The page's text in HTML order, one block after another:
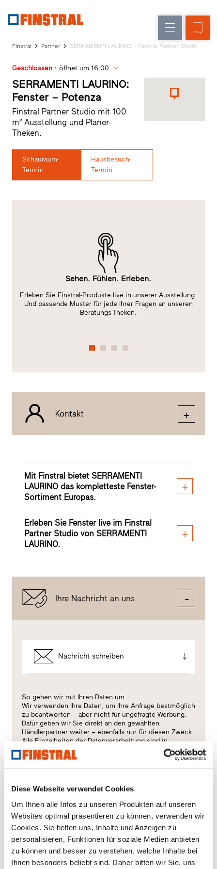
Diese Webseite verwendet Cookies
Um Ihnen alle Infos zu unseren Produkten auf unseren
Websites optimal präsentieren zu können, verwenden wir
Cookies. Sie helfen uns, Inhalte und Anzeigen zu
personalisieren, Funktionen für soziale Medien anbieten
zu können und besser zu verstehen, welche Inhalte bei
Ihnen besonders beliebt sind. Daher bitten wir Sie, uns
Glaswände
Service
Partner-
Programm
Händlersuche
Schnelleinstiege
Finstral Partner SERRAMENTI LAURINO - Finstral Partner Studio
Geschlossen öffnet um 16:00
SERRAMENTI LAURINO:
Fenster – Potenza
Finstral Partner Studio mit 100
m² Ausstellung und Planer-
Theken.
Schauraum-
Termin
Hausbesuch-
Termin
Sehen. Fühlen. Erleben.
Erleben Sie Finstral-Produkte live in unserer Ausstellung.
Und passende Muster für jede Ihrer Fragen an unseren
Beratungs-Theken.
Kontakt
Mit Finstral bietet SERRAMENTI
LAURINO das kompletteste Fenster-
Sortiment Europas.
Erleben Sie Fenster live im Finstral
Partner Studio von SERRAMENTI
LAURINO.
Ihre Nachricht an uns
Nachricht schreiben
So gehen wir mit Ihren Daten um.
Wir verwenden Ihre Daten, um Ihre Anfrage bestmöglich
zu beantworten – aber nicht für ungefragte Werbung.
Dafür geben wir Sie direkt an den gewählten
Händlerpartner weiter – ebenfalls nur für diesen Zweck.
Alle Einzelheiten der Datenverarbeitung sind in
dieserDatenschutzerklärung
Fenster
Haustüren
Glaswände